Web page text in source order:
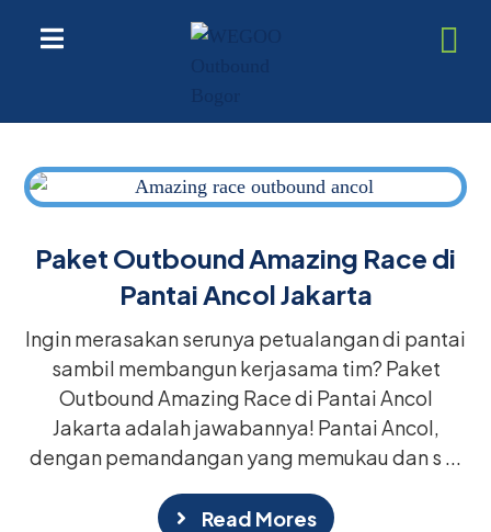
Paket Outbound Amazing Race di
Pantai Ancol Jakarta
Ingin merasakan serunya petualangan di pantai
sambil membangun kerjasama tim? Paket
Outbound Amazing Race di Pantai Ancol
Jakarta adalah jawabannya! Pantai Ancol,
dengan pemandangan yang memukau dan s ...
Read Mores